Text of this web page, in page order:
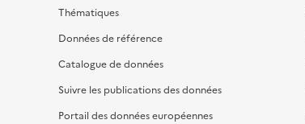
Thématiques
Données de référence
Catalogue de données
Suivre les publications des données
Portail des données européennes